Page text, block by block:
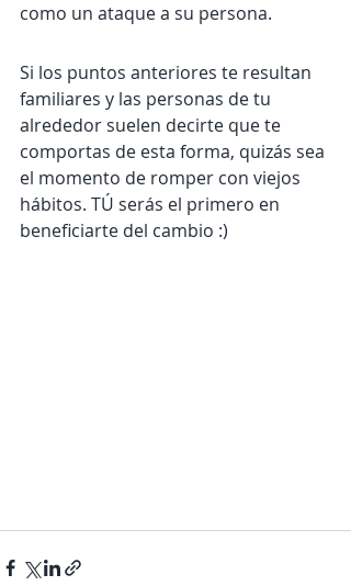
como un ataque a su persona.
Si los puntos anteriores te resultan
familiares y las personas de tu
alrededor suelen decirte que te
comportas de esta forma, quizás sea
el momento de romper con viejos
hábitos. TÚ serás el primero en
beneficiarte del cambio :)